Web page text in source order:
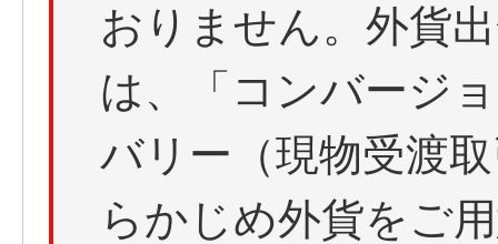
おりません。外貨
は、「コンバージ
バリー（現物受渡
らかじめ外貨をご